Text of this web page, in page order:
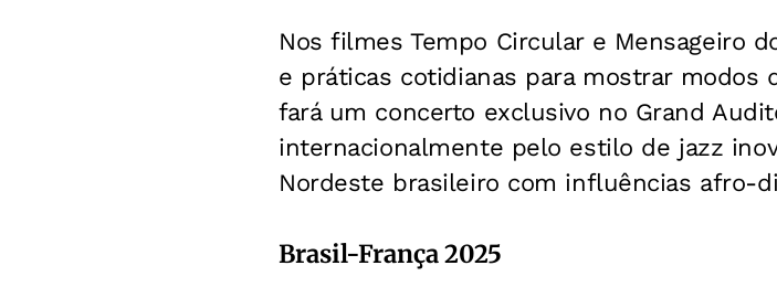
Nos filmes Tempo Circular e Mensageiro
e práticas cotidianas para mostrar modos
fará um concerto exclusivo no Grand
internacionalmente pelo estilo de jazz
Nordeste brasileiro com influências afro-
Brasil-França 2025